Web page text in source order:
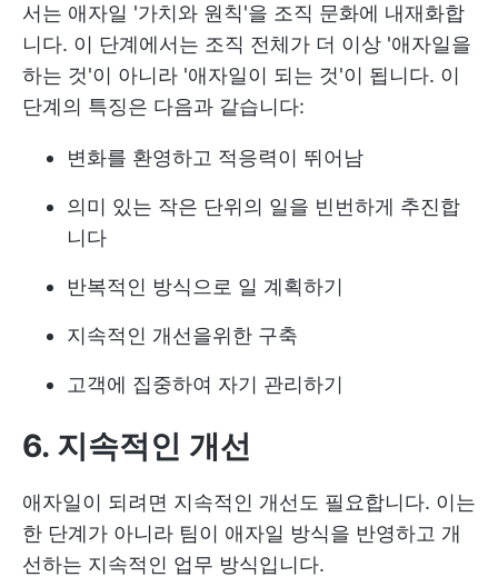
서는 애자일 '가치와 원칙'을 조직 문화에 내재화합
니다. 이 단계에서는 조직 전체가 더 이상 '애자일을
하는 것'이 아니라 '애자일이 되는 것'이 됩니다. 이
단계의 특징은 다음과 같습니다:
변화를 환영하고 적응력이 뛰어남
의미 있는 작은 단위의 일을 빈번하게 추진합
니다
반복적인 방식으로 일 계획하기
지속적인 개선을위한 구축
고객에 집중하여 자기 관리하기
6. 지속적인 개선
애자일이 되려면 지속적인 개선도 필요합니다. 이는
한 단계가 아니라 팀이 애자일 방식을 반영하고 개
선하는 지속적인 업무 방식입니다.